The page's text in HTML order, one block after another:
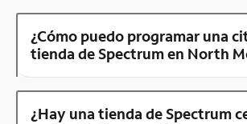
¿Cómo puedo programar una
tienda de Spectrum en North
¿Hay una tienda de Spectrum